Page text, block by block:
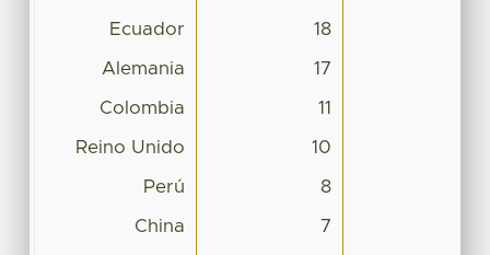
Ecuador 18
Alemania 17
Colombia 11
Reino Unido 10
Perú 8
China 7